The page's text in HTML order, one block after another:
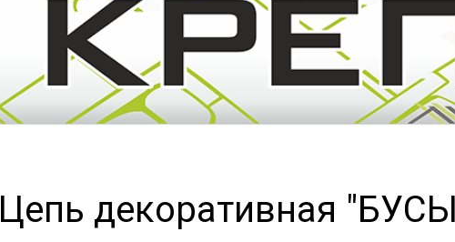
Цепь декоративная